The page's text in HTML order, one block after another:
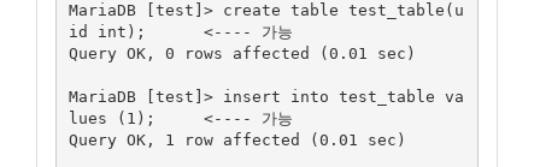
MariaDB [test]> create table test_table(u
id int);      <---- 가능
Query OK, 0 rows affected (0.01 sec)
MariaDB [test]> insert into test_table va
lues (1);     <---- 가능
Query OK, 1 row affected (0.01 sec)